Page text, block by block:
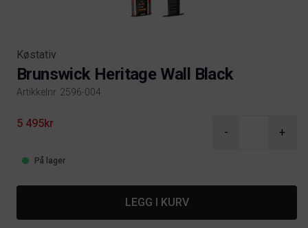
Køstativ
Brunswick Heritage Wall Black
Artikkelnr. 2596-004
Product information
5 495kr
- +
På lager
LEGG I KURV